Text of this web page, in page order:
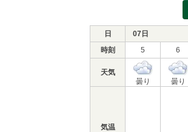
日
07日
時刻
5 6
天気
曇り
曇り
気温